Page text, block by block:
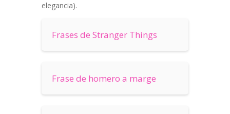
elegancia).
Frases de Stranger Things
Frase de homero a marge